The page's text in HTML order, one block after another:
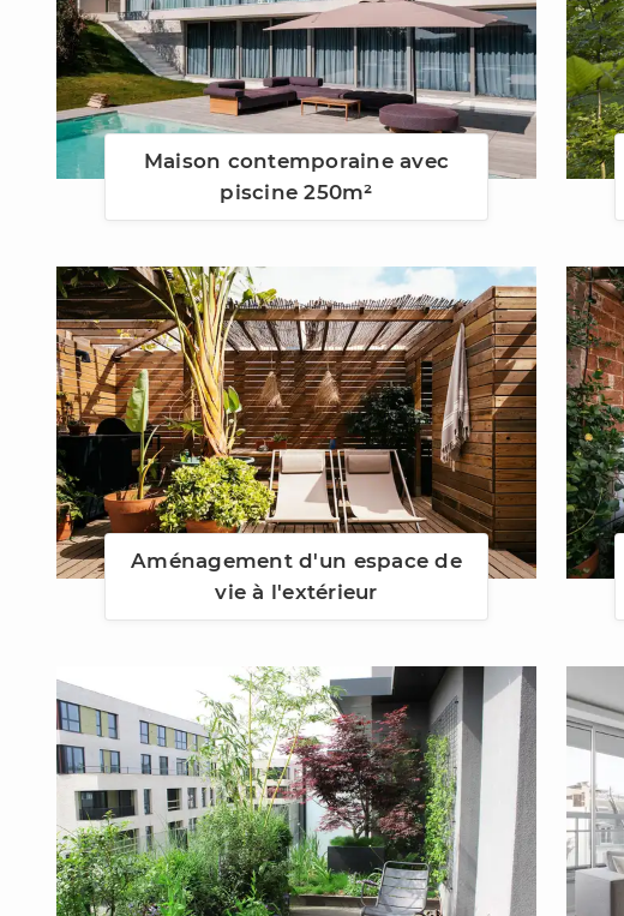
Maison contemporaine avec
piscine 250m²
Aménagement d'un espace de
vie à l'extérieur